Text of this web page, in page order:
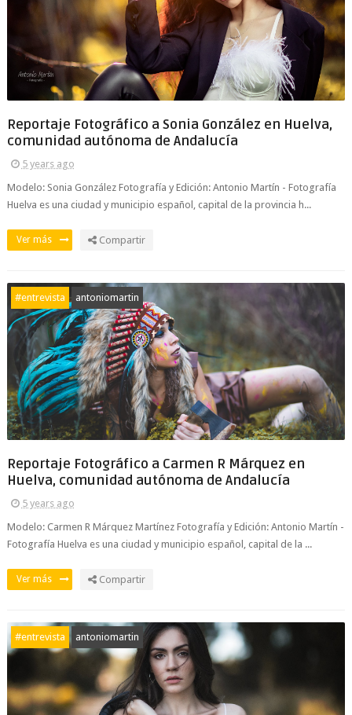
Reportaje Fotográfico a Sonia González en Huelva,
comunidad autónoma de Andalucía
5 years ago
Modelo: Sonia González Fotografía y Edición: Antonio Martín - Fotografía
Huelva es una ciudad y municipio español, capital de la provincia h...
Ver más Compartir
#entrevista antoniomartin
Reportaje Fotográfico a Carmen R Márquez en
Huelva, comunidad autónoma de Andalucía
5 years ago
Modelo: Carmen R Márquez Martínez Fotografía y Edición: Antonio Martín -
Fotografía Huelva es una ciudad y municipio español, capital de la ...
Ver más Compartir
#entrevista antoniomartin